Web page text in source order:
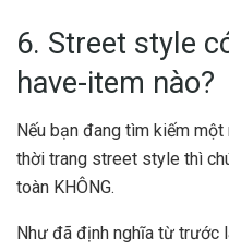
6. Street style
have-item nào?
Nếu bạn đang tìm kiếm
thời trang street style thì
toàn KHÔNG.
Như đã định nghĩa từ